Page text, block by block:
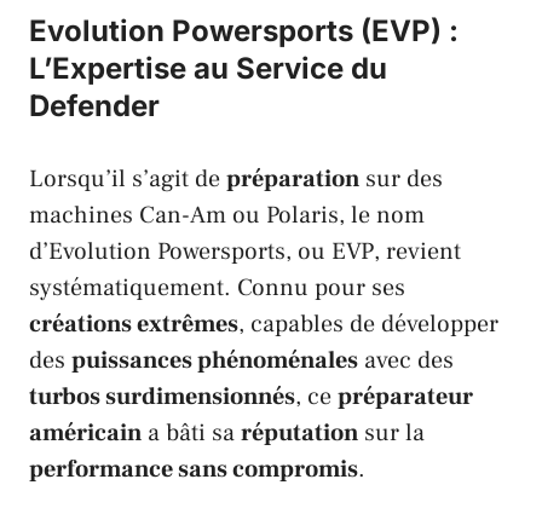
Evolution Powersports (EVP) :
L’Expertise au Service du
Defender
Lorsqu’il s’agit depréparation sur des
machines Can-Am ou Polaris, le nom
d’Evolution Powersports, ou EVP, revient
systématiquement. Connu pour ses
créations extrêmes, capables de développer
des puissances phénoménales avec des
turbos surdimensionnés, cepréparateur
américain a bâti saréputation sur la
performance sans compromis.